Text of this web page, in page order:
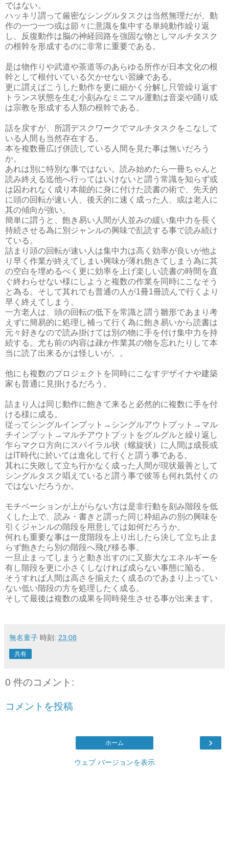
ではない。
ハッキリ謂って厳密なシングルタスクは当然無理だが、動
作の一つ一つ或は節々に意識を集中する単純動作繰り返
し、反復動作は脳の神経回路を強固な物としマルチタスク
の根幹を形成するのに非常に重要である。
是は物作りや武道や茶道等のあらゆる所作が日本文化の根
幹として根付いている欠かせない習練である。
更に謂えばこうした動作を更に細かく分解し只管繰り返す
トランス状態を生む小刻みなミニマル運動は音楽や踊り或
は宗教を形成する人類の根幹である。
話を戻すが、所謂デスクワークでマルチタスクをこなして
いる人間も当然存在する。
本を複数冊広げ併読している人間を見た事は無いだろう
か。
あれは別に特別な事ではない。読み始めたら一冊ちゃんと
読み終える迄他へ行ってはいけないと謂う常識を知らず或
は囚われなく成り本能的に身に付けた読書の術で、先天的
に頭の回転が速い人、後天的に速く成った人、或は老人に
其の傾向が強い。
簡単に謂うと、飽き易い人間が人並みの緩い集中力を長く
持続させる為に別ジャンルの興味で乱読する事で読み続け
ている。
詰まり頭の回転が速い人は集中力は高く効率が良いが他よ
り早く作業が終えてしまい興味が薄れ飽きてしまう為に其
の空白を埋めるべく更に効率を上げ楽しい読書の時間を直
ぐ終わらせない様にしようと複数の作業を同時にこなそう
と為る。そして其れでも普通の人が1冊1冊読んで行くより
早く終えてしまう。
一方老人は、頭の回転の低下を常識と謂う雛形であまり考
えずに簡易的に処理し補って行く為に飽き易いから読書は
元々好きなので読み掛けては別の物に手を付け集中力を持
続する。尤も前の内容は疎か作業其の物を忘れたりして本
当に読了出来るかは怪しいが。。
他にも複数のプロジェクトを同時にこなすデザイナや建築
家も普通に見掛けるだろう。
詰まり人は同じ動作に飽きて来ると必然的に複数に手を付
ける様に成る。
従ってシングルインプット→シングルアウトプット→マル
チインプット→マルチアウトプットをグルグルと繰り返し
乍らマクロ方向にスパイラル状（螺旋状）に人間は成長或
はIT時代に於いては進化して行くと謂う事である。
其れに失敗して立ち行かなく成った人間が現状最善として
シングルタスク唱えていると謂う事で彼等も何れ気付くの
ではないだろうか。
モチベーションが上がらない方は是非行動を刻み階段を低
くした上で、読み・書きと謂った同じ枠組みの別の興味を
引くジャンルの階段を用意しては如何だろうか。
何れも重要な事は一度階段を上り出したら決して立ち止ま
らず飽きたら別の階段へ飛び移る事。
一旦止まってしまうと動き出すのに又膨大なエネルギーを
有し階段を更に小さくしなければ成らない事態に陥る。
そうすれば人間は高さを揃えたく成るのであまり上ってい
ない低い階段の方を処理したく成る。
そして最後は複数の成果を同時発生させる事が出来ます。
無名童子 時刻: 23:08
共有
0 件のコメント:
コメントを投稿
›
ホーム
ウェブ バージョンを表示